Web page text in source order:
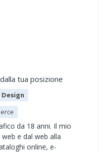
tua posizione
Design
da 18 anni. Il mio
e dal web alla
online, e-